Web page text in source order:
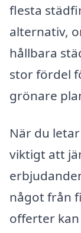
flesta
alternativ,
hållbara
stor fördel
grönare
När du
viktigt att
något från
offerter